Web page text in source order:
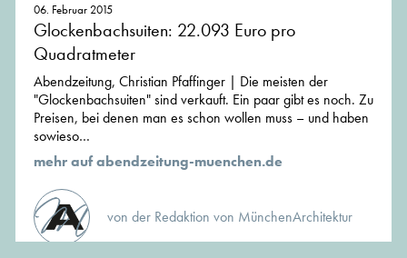
06. Februar 2015
Glockenbachsuiten: 22.093 Euro pro
Quadratmeter
Abendzeitung, Christian Pfaffinger | Die meisten der
"Glockenbachsuiten" sind verkauft. Ein paar gibt es noch. Zu
Preisen, bei denen man es schon wollen muss – und haben
sowieso…
mehr auf abendzeitung-muenchen.de
von der Redaktion von MünchenArchitektur